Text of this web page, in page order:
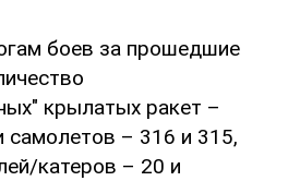
боев за прошедшие
крылатых ракет –
самолетов – 316 и 315,
катеров – 20 и